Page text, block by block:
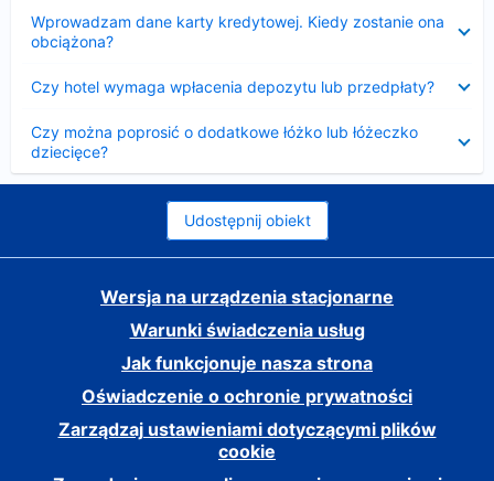
Wprowadzam dane karty kredytowej. Kiedy zostanie ona
obciążona?
Czy hotel wymaga wpłacenia depozytu lub przedpłaty?
Czy można poprosić o dodatkowe łóżko lub łóżeczko
dziecięce?
Udostępnij obiekt
Wersja na urządzenia stacjonarne
Warunki świadczenia usług
Jak funkcjonuje nasza strona
Oświadczenie o ochronie prywatności
Zarządzaj ustawieniami dotyczącymi plików
cookie